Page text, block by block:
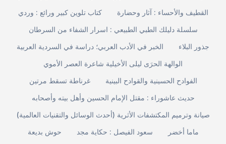
كتاب تلوين كبير ورائع : وردي
القطيف والأحساء : آثار وحضارة
سلسلة دليلك الطبي الطبيعي : اسرار الشفاء من السرطان
الخبر في الأدب العربي؛ دراسة في السردية العربية
جذور البلاء
الوالهة الحرَى ليلى الأخيلية شاعرة العصر الأموي
غرناطة تسقط مرتين
الفوادح الحسينية والقوادح البينية
حديث عاشوراء : مقتل الإمام الحسين وأهل بيته وأصحابه
صيانة وترميم المكتشفات الأثرية (أحدث الوسائل والتقنيات العالمية)
حوش بديعة
سعود الفيصل : حكاية مجد
ماما أخضر